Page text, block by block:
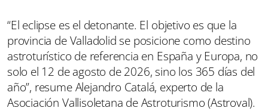
“El eclipse es el detonante. El objetivo es que la
provincia de Valladolid se posicione como destino
astroturístico de referencia en España y Europa, no
solo el 12 de agosto de 2026, sino los 365 días del
año”, resume Alejandro Catalá, experto de la
Asociación Vallisoletana de Astroturismo (Astroval).